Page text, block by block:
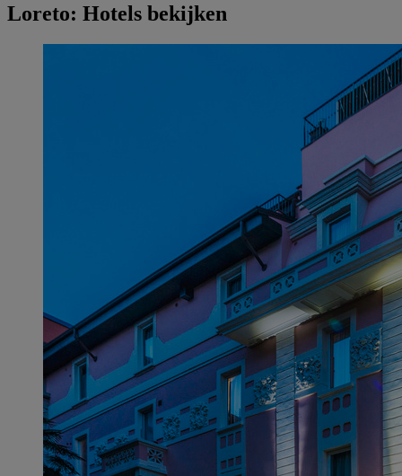
Loreto: Hotels bekijken